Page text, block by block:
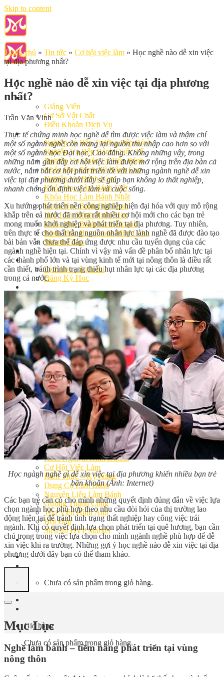
Skip to content
Giới Thiệu
Giảng Viên
Cơ Sở Vật Chất
Điều Khoản Dịch Vụ
Học Làm Bánh
Nghiệp vụ Bếp Trưởng Bếp Bánh
Nghiệp Vụ Bếp Bánh Quốc Tế
Nghiệp Vụ Quản Lý Bếp Bánh
Khóa Học Bánh Mì Nâng Cao
Nghiệp Vụ Bánh Kem
Khóa Học Làm Bánh Việt
Khóa Học Làm Bánh Nhật
Khóa Học Bánh Đài Loan
Học Làm Bánh Ngắn Hạn
Khóa Học Bánh Kinh Doanh
Khóa Học Handmade Mini Cake
Master Class
Chuyên Đề
Khai Giảng
Lịch học – Lịch thi
Đăng Ký Học
Cách Làm Bánh Việt
Cách Làm Bánh Âu
Cách Làm Bánh Kem
Cách Làm Bánh Mì
Cách Làm Bánh Trung Thu
Cách Làm Bánh Flan
Cách Làm Bánh Bao
Cách Làm Bánh Bông Lan
Cách Làm Bánh Su Kem
Cách làm bánh CupCake
Cách Làm Bánh Pizza
Cách làm bánh chay
Cách Làm Kẹo – Mứt
Video
Tin tức
Tin Tổng Hợp
Hướng Nghiệp Á Âu
Bếp Nhà Kate
Kinh Nghiệm Kinh Doanh
Cơ Hội Việc Làm
Kiến Thức – Kỹ Năng
Dụng Cụ Làm Bánh
Nguyên Liệu Làm Bánh
Gương Thành Công
Thư Viện Hình Ảnh
Hỏi Đáp
Siêu thị ĐVP Market
Việc Làm
Chưa có sản phẩm trong giỏ hàng.
Giỏ hàng
Chưa có sản phẩm trong giỏ hàng.
Trang chủ » Tin tức » Cơ hội việc làm » Học nghề nào dễ xin việc
tại địa phương nhất?
Học nghề nào dễ xin việc tại địa phương
nhất?
Trần Văn Vinh
Thực tế chứng minh học nghề dễ tìm được việc làm và thậm chí
một số ngành nghề còn mang lại nguồn thu nhập cao hơn so với
một số ngành học Đại học, Cao đẳng. Không những vậy, trong
những năm gần đây cơ hội việc làm được mở rộng trên địa bàn cả
nước, nắm bắt cơ hội phát triển tốt với những ngành nghề dễ xin
việc tại địa phương dưới đây sẽ giúp bạn không lo thất nghiệp,
nhanh chóng ổn định việc làm và cuộc sống.
Xu hướng phát triển nền công nghiệp hiện đại hóa với quy mô rộng
khắp trên cả nước đã mở ra rất nhiều cơ hội mới cho các bạn trẻ
mong muốn khởi nghiệp và phát triển tại địa phương. Tuy nhiên,
trên thực tế cho thất rằng nguồn nhân lực lành nghề đã được đào tạo
bài bản vẫn chưa thể đáp ứng được nhu cầu tuyển dụng của các
ngành nghề hiện tại. Chính vì vậy mà vấn đề phân bổ nhân lực tại
các thành phố lớn và tại vùng kinh tế mới tại nông thôn là điều rất
cần thiết, tránh trình trạng thiếu hụt nhân lực tại các địa phương
trong cả nước.
Học ngành nghề gì dễ xin việc tại địa phương khiến nhiều bạn trẻ
băn khoăn(Ảnh: Internet)
Các bạn trẻ cần có cho mình những quyết định đúng đắn về việc lựa
chọn ngành học phù hợp theo nhu cầu đòi hỏi của thị trường lao
động hiện tại để tránh tình trạng thất nghiệp hay công việc trái
ngành. Khi có quyết định lựa chọn phát triển tại quê hương, bạn cần
chú trọng trong việc lựa chọn cho mình ngành nghề phù hợp để dễ
xin việc khi ra trường. Những gợi ý học nghề nào dễ xin việc tại địa
phương dưới đây bạn có thể tham khảo.
Mục Lục
Nghề làm bánh – tiềm năng phát triển tại vùng
nông thôn